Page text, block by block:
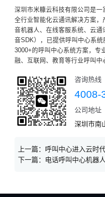
深圳市米糠云科技有限公司是
全行业智能化云通讯解决方案
音机器人、在线客服系统、云
音SDK），已提供呼叫中心系
3000+的呼叫中心系统方案，专
融、互联网、教育等行业呼叫中
咨询热线
4008-
公司地址
深圳市南
上一篇： 呼叫中心进入云时
下一篇： 电话呼叫中心机器